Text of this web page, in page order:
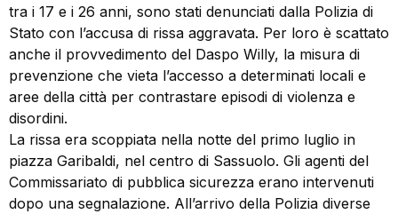
tra i 17 e i 26 anni, sono stati denunciati dalla Polizia di
Stato con l’accusa di rissa aggravata. Per loro è scattato
anche il provvedimento del Daspo Willy, la misura di
prevenzione che vieta l’accesso a determinati locali e
aree della città per contrastare episodi di violenza e
disordini.
La rissa era scoppiata nella notte del primo luglio in
piazza Garibaldi, nel centro di Sassuolo. Gli agenti del
Commissariato di pubblica sicurezza erano intervenuti
dopo una segnalazione. All’arrivo della Polizia diverse